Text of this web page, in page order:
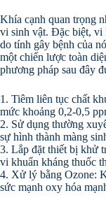
Khía cạnh quan trọng
vi sinh vật. Đặc biệt, vi
do tính gây bệnh của
một chiến lược toàn
phương pháp sau đây
1. Tiêm liên tục chất
mức khoảng 0,2-0,5
2. Sử dụng thường
sự hình thành màng
3. Lắp đặt thiết bị khử
vi khuẩn kháng thuốc
4. Xử lý bằng Ozone:
sức mạnh oxy hóa